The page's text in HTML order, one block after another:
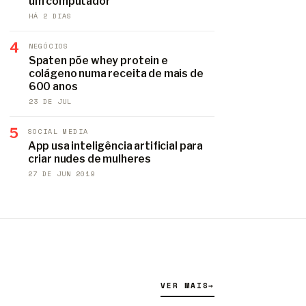
HÁ 2 DIAS
4 NEGÓCIOS
Spaten põe whey protein e
colágeno numa receita de mais de
600 anos
23 DE JUL
5 SOCIAL MEDIA
App usa inteligência artificial para
criar nudes de mulheres
27 DE JUN 2019
VER MAIS→